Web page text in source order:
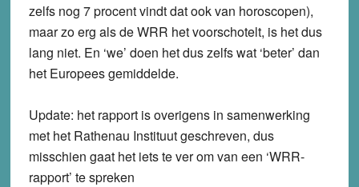
zelfs nog 7 procent vindt dat ook van horoscopen),
maar zo erg als de WRR het voorschotelt, is het dus
lang niet. En ‘we’ doen het dus zelfs wat ‘beter’ dan
het Europees gemiddelde.
Update: het rapport is overigens in samenwerking
met het Rathenau Instituut geschreven, dus
misschien gaat het iets te ver om van een ‘WRR-
rapport’ te spreken